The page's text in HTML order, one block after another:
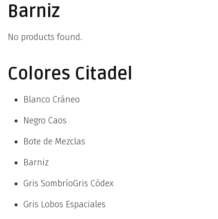
Barniz
No products found.
Colores Citadel
Blanco Cráneo
Negro Caos
Bote de Mezclas
Barniz
Gris SombríoGris Códex
Gris Lobos Espaciales